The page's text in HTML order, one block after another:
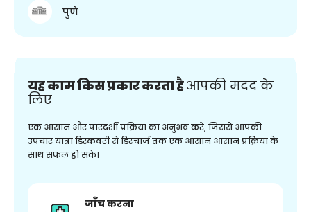
पुणे
यह काम किस प्रकार करता हैआपकी मदद के
लिए
एक आसान और पारदर्शी प्रक्रिया का अनुभव करें, जिससे आपकी
उपचार यात्रा डिस्कवरी से डिस्चार्ज तक एक आसान आसान प्रक्रिया के
साथ सफल हो सके।
जाँच करना